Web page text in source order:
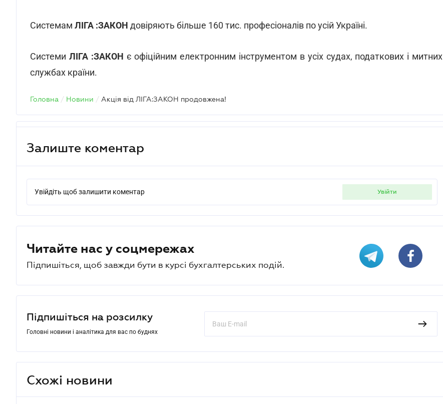
Системам ЛІГА :ЗАКОН довіряють більше 160 тис. професіоналів по усій Україні.
Системи ЛІГА :ЗАКОН є офіційним електронним інструментом в усіх судах, податкових і митних
службах країни.
Головна / Новини / Акція від ЛІГА:ЗАКОН продовжена!
Залиште коментар
Увійдіть щоб залишити коментар увійти
Читайте нас у соцмережах
Підпишіться, щоб завжди бути в курсі бухгалтерських подій.
Підпишіться на розсилку
Головні новини і аналітика для вас по буднях
Схожі новини